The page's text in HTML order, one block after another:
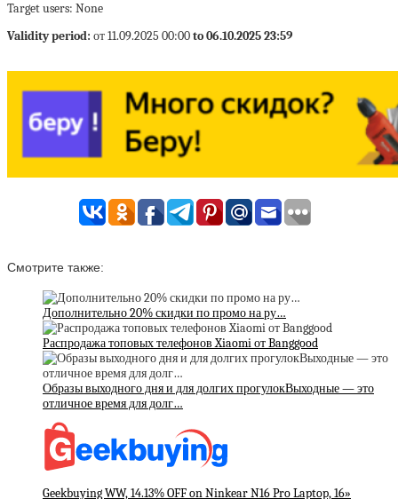
Target users: None
Validity period: от 11.09.2025 00:00to 06.10.2025 23:59
Смотрите также:
Дополнительно 20% скидки по промо на ру…
Распродажа топовых телефонов Xiaomi от Banggood
Образы выходного дня и для долгих прогулокВыходные — это
отличное время для долг…
Geekbuying WW, 14.13% OFF on Ninkear N16 Pro Laptop, 16»